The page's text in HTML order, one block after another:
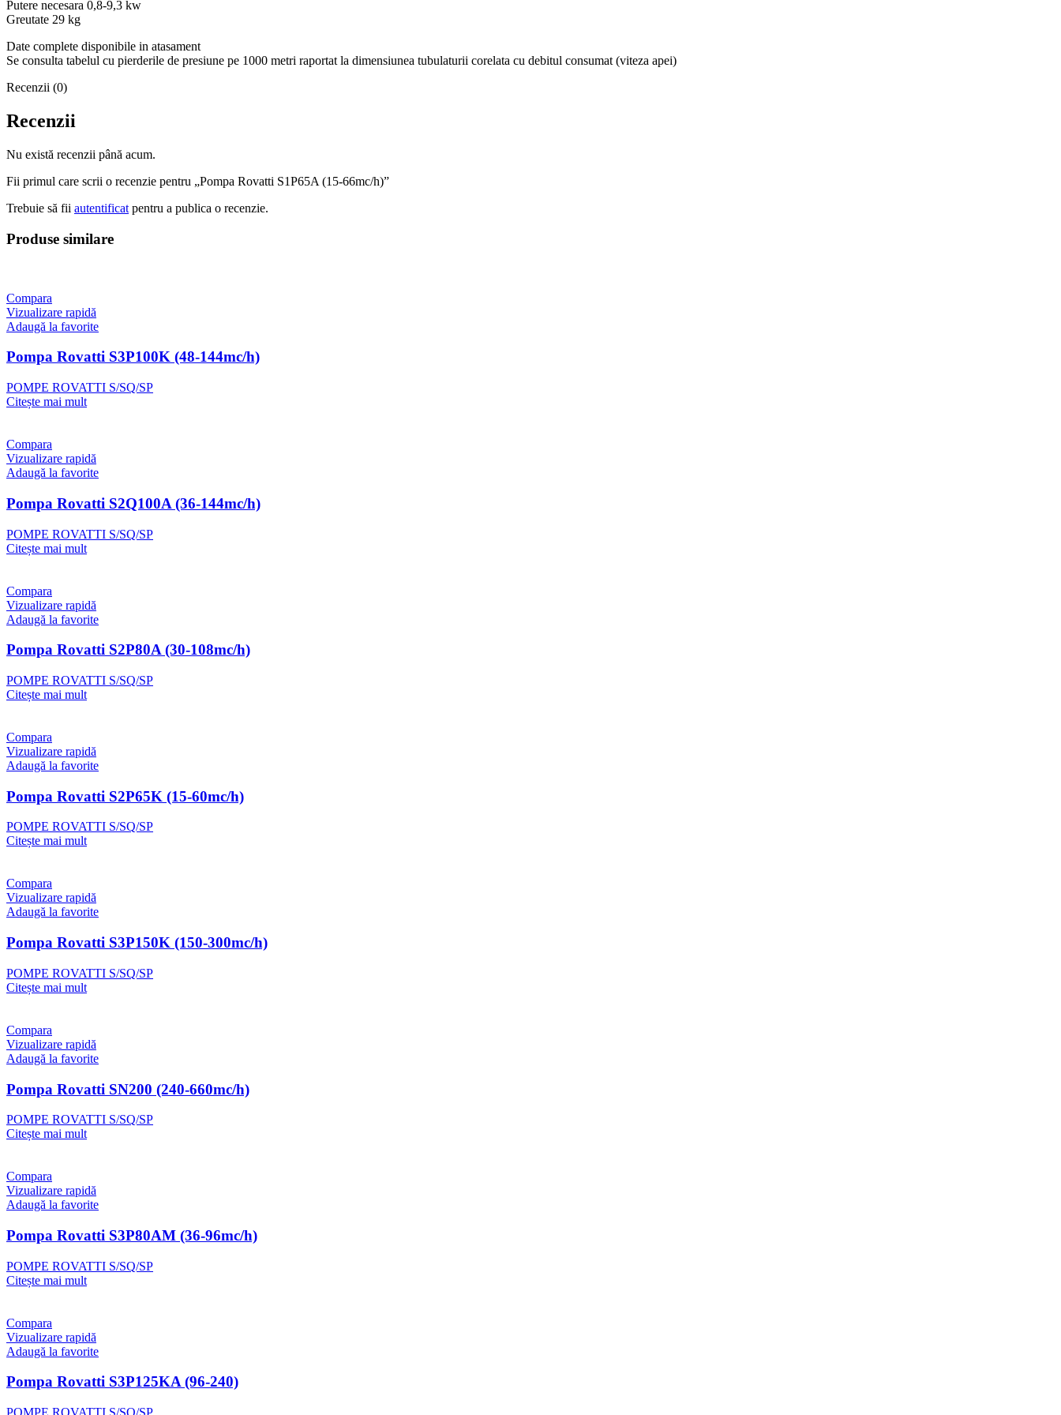
Putere necesara 0,8-9,3 kw
Greutate 29 kg
Date complete disponibile in atasament
Se consulta tabelul cu pierderile de presiune pe 1000 metri raportat la dimensiunea tubulaturii corelata cu debitul consumat (viteza apei)
Recenzii (0)
Recenzii
Nu există recenzii până acum.
Fii primul care scrii o recenzie pentru „Pompa Rovatti S1P65A (15-66mc/h)”
Trebuie să fii autentificat pentru a publica o recenzie.
Produse similare
Compara
Vizualizare rapidă
Adaugă la favorite
Pompa Rovatti S3P100K (48-144mc/h)
POMPE ROVATTI S/SQ/SP
Citește mai mult
Compara
Vizualizare rapidă
Adaugă la favorite
Pompa Rovatti S2Q100A (36-144mc/h)
POMPE ROVATTI S/SQ/SP
Citește mai mult
Compara
Vizualizare rapidă
Adaugă la favorite
Pompa Rovatti S2P80A (30-108mc/h)
POMPE ROVATTI S/SQ/SP
Citește mai mult
Compara
Vizualizare rapidă
Adaugă la favorite
Pompa Rovatti S2P65K (15-60mc/h)
POMPE ROVATTI S/SQ/SP
Citește mai mult
Compara
Vizualizare rapidă
Adaugă la favorite
Pompa Rovatti S3P150K (150-300mc/h)
POMPE ROVATTI S/SQ/SP
Citește mai mult
Compara
Vizualizare rapidă
Adaugă la favorite
Pompa Rovatti SN200 (240-660mc/h)
POMPE ROVATTI S/SQ/SP
Citește mai mult
Compara
Vizualizare rapidă
Adaugă la favorite
Pompa Rovatti S3P80AM (36-96mc/h)
POMPE ROVATTI S/SQ/SP
Citește mai mult
Compara
Vizualizare rapidă
Adaugă la favorite
Pompa Rovatti S3P125KA (96-240)